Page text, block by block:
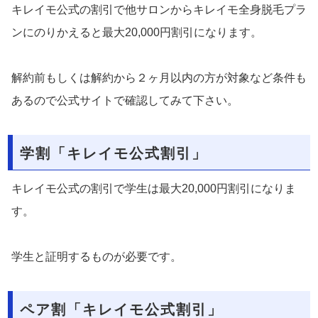
キレイモ公式の割引で他サロンからキレイモ全身脱毛プラ
ンにのりかえると最大20,000円割引になります。
解約前もしくは解約から２ヶ月以内の方が対象など条件も
あるので公式サイトで確認してみて下さい。
学割「キレイモ公式割引」
キレイモ公式の割引で学生は最大20,000円割引になりま
す。
学生と証明するものが必要です。
ペア割「キレイモ公式割引」